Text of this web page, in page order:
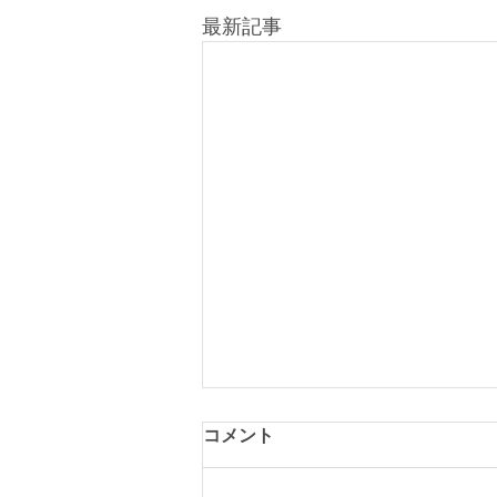
最新記事
2027年度高エネルギー加速器
コメント